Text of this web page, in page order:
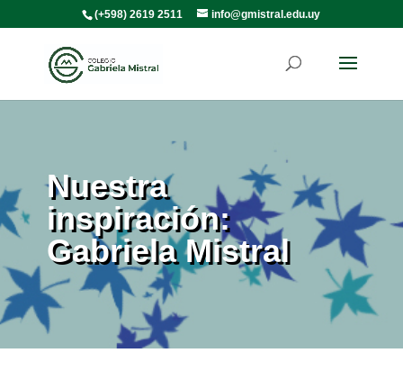
(+598) 2619 2511 info@gmistral.edu.uy
Nuestra
inspiración:
Gabriela Mistral